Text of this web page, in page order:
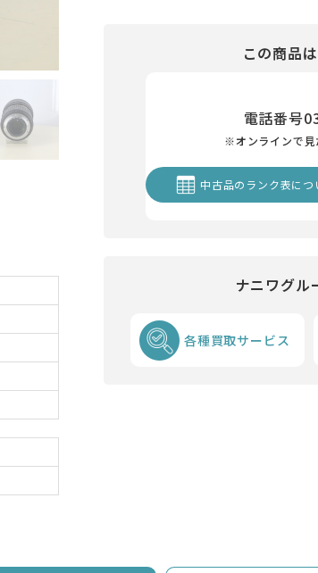
この商品
電話番号
※オンラインで見
中古品のランク表につ
ナニワグル
各種買取サービス